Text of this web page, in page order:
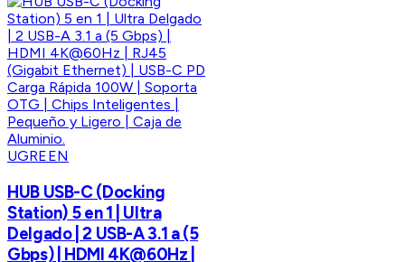
UGREEN
HUB USB-C (Docking
Station) 5 en 1 | Ultra
Delgado | 2 USB-A 3.1 a (5
Gbps) | HDMI 4K@60Hz |